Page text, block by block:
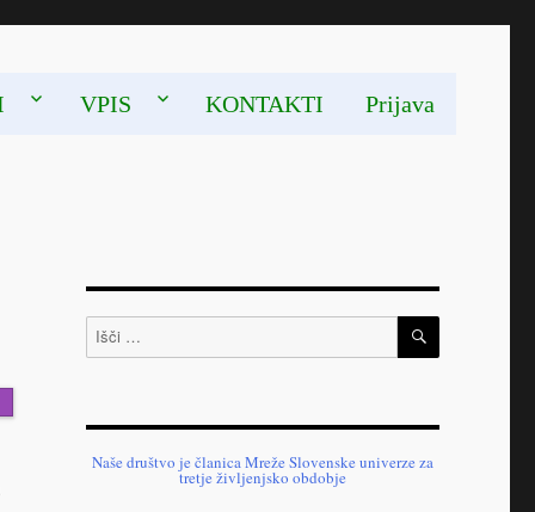
VPIS KONTAKTI Prijava
Išči: ISKANJE
Naše društvo je članica Mreže Slovenske univerze za
tretje življenjsko obdobje